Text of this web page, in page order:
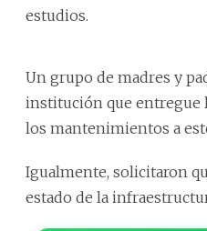
estudios.
Un grupo de madres y
institución que entregue
los mantenimientos a
Igualmente, solicitaron
estado de la